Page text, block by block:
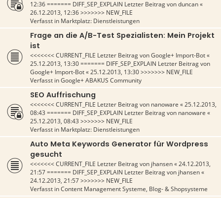
12:36======= DIFF_SEP_EXPLAIN Letzter Beitrag vonduncan«
26.12.2013, 12:36>>>>>>> NEW_FILE
Verfasst in Marktplatz: Dienstleistungen
Frage an die A/B-Test Spezialisten: Mein Projekt
ist
<<<<<<< CURRENT_FILE Letzter Beitrag vonGoogle+ Import-Bot«
25.12.2013, 13:30======= DIFF_SEP_EXPLAIN Letzter Beitrag von
Google+ Import-Bot«25.12.2013, 13:30>>>>>>> NEW_FILE
Verfasst inGoogle+ ABAKUS Community
SEO Auffrischung
<<<<<<< CURRENT_FILE Letzter Beitrag von nanoware «25.12.2013,
08:43 ======= DIFF_SEP_EXPLAIN Letzter Beitrag von nanoware «
25.12.2013, 08:43 >>>>>>> NEW_FILE
Verfasst in Marktplatz: Dienstleistungen
Auto Meta Keywords Generator für Wordpress
gesucht
<<<<<<< CURRENT_FILE Letzter Beitrag von jhansen«24.12.2013,
21:57======= DIFF_SEP_EXPLAIN Letzter Beitrag von jhansen«
24.12.2013, 21:57>>>>>>> NEW_FILE
Verfasst inContent Management Systeme, Blog- & Shopsysteme